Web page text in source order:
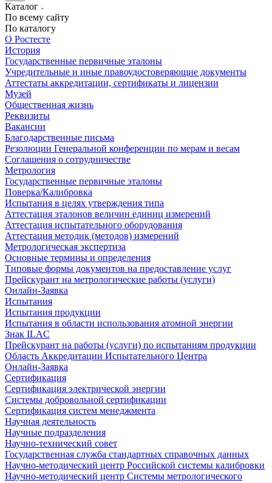
Каталог
По всему сайту
По каталогу
О Ростесте
История
Государственные первичные эталоны
Учредительные и иные правоудостоверяющие документы
Аттестаты аккредитации, сертификаты и лицензии
Музей
Общественная жизнь
Реквизиты
Вакансии
Благодарственные письма
Резолюции Генеральной конференции по мерам и весам
Соглашения о сотрудничестве
Метрология
Государственные первичные эталоны
Поверка/Калибровка
Испытания в целях утверждения типа
Аттестация эталонов величин единиц измерений
Аттестация испытательного оборудования
Аттестация методик (методов) измерений
Метрологическая экспертиза
Основные термины и определения
Типовые формы документов на предоставление услуг
Прейскурант на метрологические работы (услуги)
Онлайн-Заявка
Испытания
Испытания продукции
Испытания в области использования атомной энергии
Знак ILAC
Прейскурант на работы (услуги) по испытаниям продукции
Область Аккредитации Испытательного Центра
Онлайн-Заявка
Сертификация
Сертификация электрической энергии
Системы добровольной сертификации
Сертификация систем менеджмента
Научная деятельность
Научные подразделения
Научно-технический совет
Государственная служба стандартных справочных данных
Научно-методический центр Российской системы калибровки
Научно-методический центр Системы метрологического